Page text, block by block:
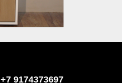
+7 9174373697